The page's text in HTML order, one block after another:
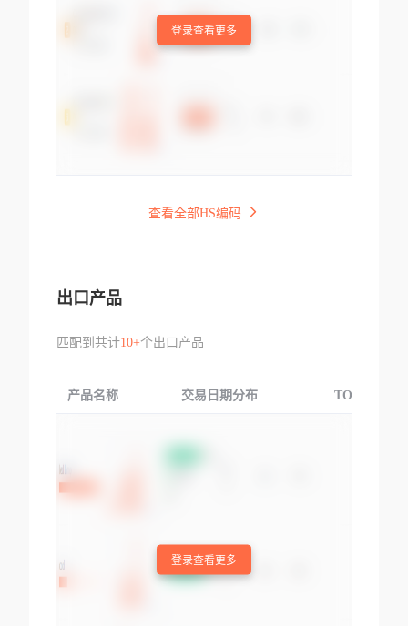
登录查看更多
查看全部HS编码
出口产品
匹配到共计10+个出口产品
产品名称 交易日期分布 TOP3交易国
登录查看更多